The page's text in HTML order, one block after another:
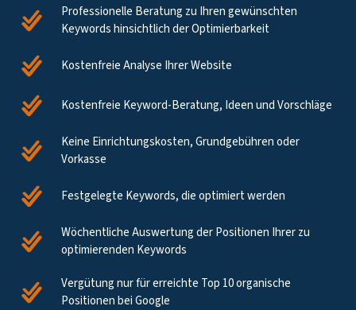
Professionelle Beratung zu Ihren gewünschten
Keywords hinsichtlich der Optimierbarkeit
Kostenfreie Analyse Ihrer Website
Kostenfreie Keyword-Beratung, Ideen und Vorschläge
Keine Einrichtungskosten, Grundgebühren oder
Vorkasse
Festgelegte Keywords, die optimiert werden
Wöchentliche Auswertung der Positionen Ihrer zu
optimierenden Keywords
Vergütung nur für erreichte Top 10 organische
Positionen bei Google